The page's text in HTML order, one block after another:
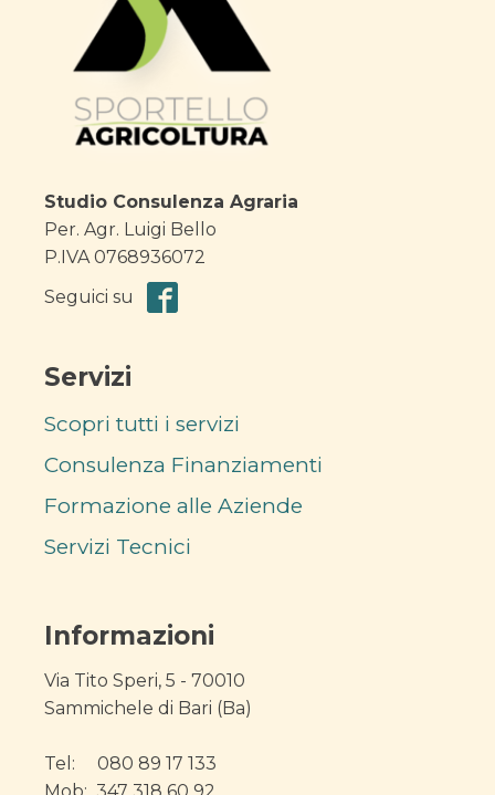
Studio Consulenza Agraria
Per. Agr. Luigi Bello
P.IVA 0768936072
Seguici su
Servizi
Scopri tutti i servizi
Consulenza Finanziamenti
Formazione alle Aziende
Servizi Tecnici
Informazioni
Via Tito Speri, 5 - 70010
Sammichele di Bari (Ba)
Tel: 080 89 17 133